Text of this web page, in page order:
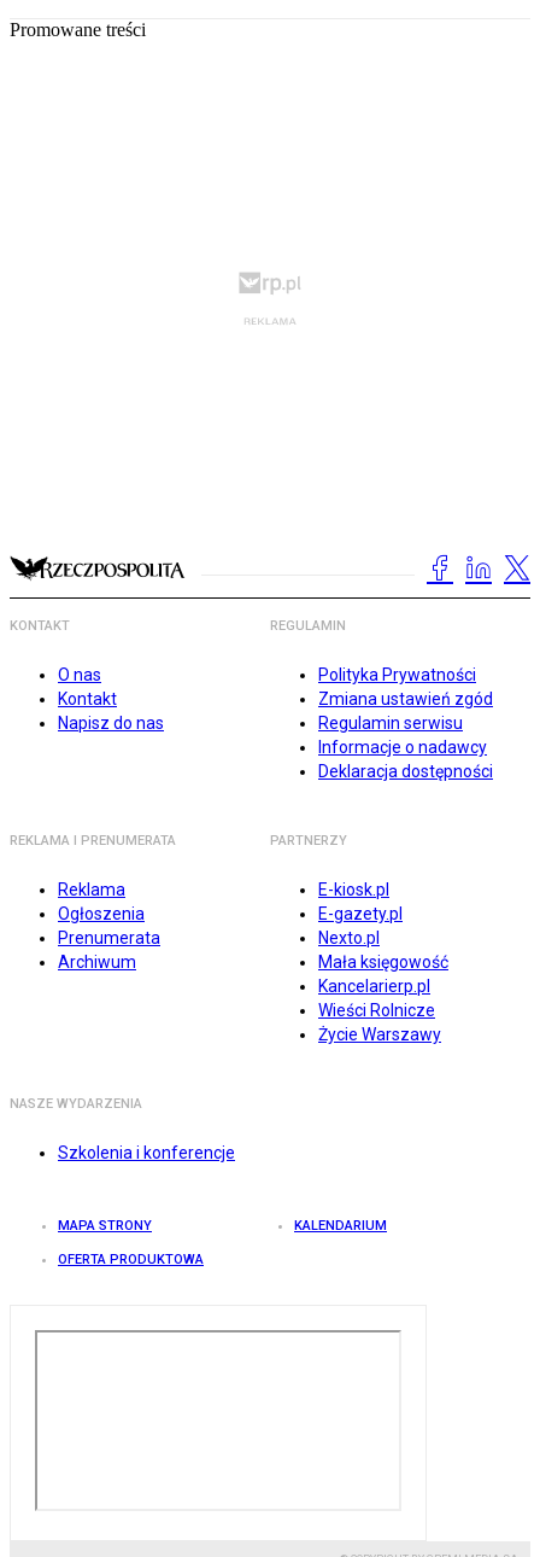
Promowane treści
KONTAKT
O nas
Kontakt
Napisz do nas
REGULAMIN
Polityka Prywatności
Zmiana ustawień zgód
Regulamin serwisu
Informacje o nadawcy
Deklaracja dostępności
REKLAMA I PRENUMERATA
Reklama
Ogłoszenia
Prenumerata
Archiwum
PARTNERZY
E-kiosk.pl
E-gazety.pl
Nexto.pl
Mała księgowość
Kancelarierp.pl
Wieści Rolnicze
Życie Warszawy
NASZE WYDARZENIA
Szkolenia i konferencje
MAPA STRONY KALENDARIUM
OFERTA PRODUKTOWA